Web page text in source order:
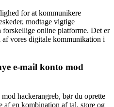
for at kommunikere
modtage vigtige
online platforme. Det er
vores digitale kommunikation i
e-mail konto mod
hackerangreb, bør du oprette
af en kombination af tal, store og